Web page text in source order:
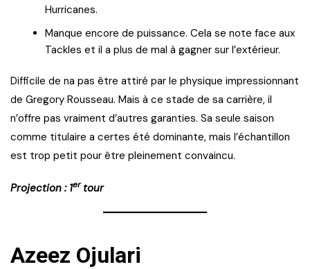
Hurricanes.
Manque encore de puissance. Cela se note face aux
Tackles et il a plus de mal à gagner sur l’extérieur.
Difficile de na pas être attiré par le physique impressionnant
de Gregory Rousseau. Mais à ce stade de sa carrière, il
n’offre pas vraiment d’autres garanties. Sa seule saison
comme titulaire a certes été dominante, mais l’échantillon
est trop petit pour être pleinement convaincu.
Projection : 1ertour
Azeez Ojulari